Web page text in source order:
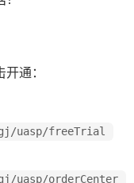
通：
uasp/freeTrial
uasp/orderCenter